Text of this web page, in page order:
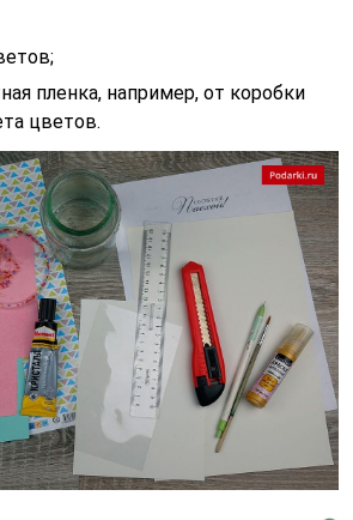
пленка, например, от коробки
цветов.